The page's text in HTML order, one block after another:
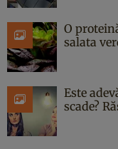
O
salata
Este
scade?